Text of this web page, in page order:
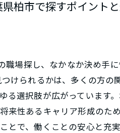
柏市で探すポイント
職場探し、なかなか決め手
けられるかは、多くの方
る選択肢が広がっています
来性あるキャリア形成の
で、働くことの安心と充実